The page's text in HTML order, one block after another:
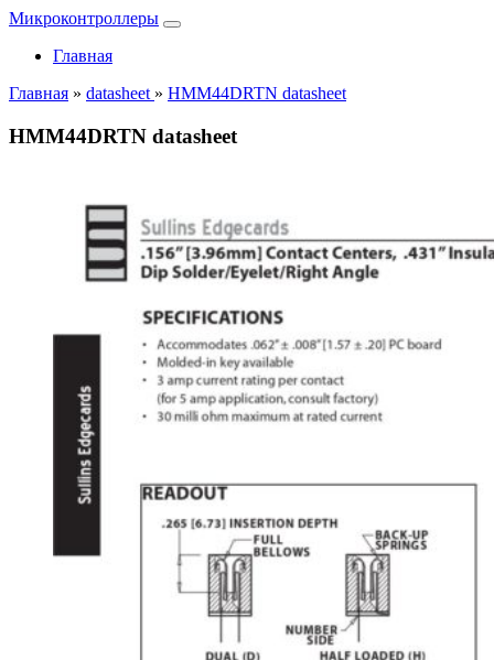
Микроконтроллеры
Главная
Главная » datasheet » HMM44DRTN datasheet
HMM44DRTN datasheet